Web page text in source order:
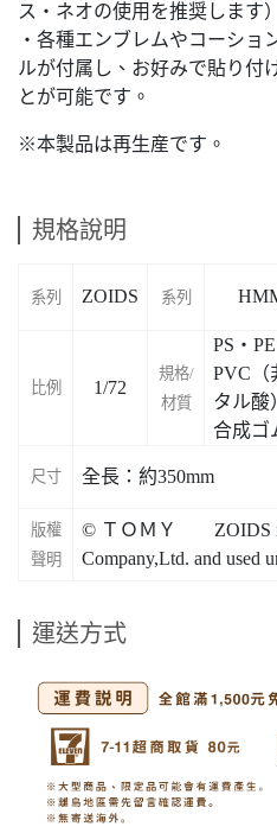
ス・ネオの使用を推奨します）
・各種エンブレムやコーショ
ルが付属し、お好みで貼り付
とが可能です。
※本製品は再生産です。
規格說明
系列 ZOIDS 系列
比例 1/72
規格/
材質
PS・PE
PVC（
タル酸
合成ゴ
尺寸 全長：約350mm
版權
聲明
© ＴＯＭＹ ZOIDS is
Company,Ltd. and used
運送方式